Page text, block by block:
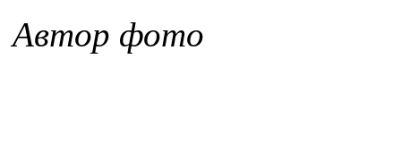
Автор фото